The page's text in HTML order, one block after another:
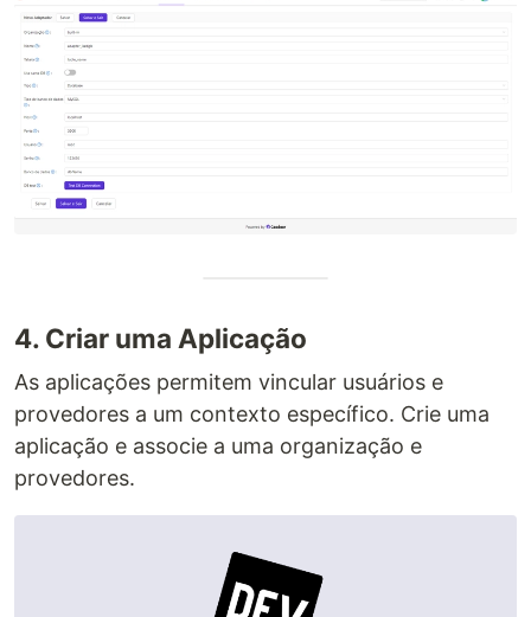
4. Criar uma Aplicação
As aplicações permitem vincular usuários e
provedores a um contexto específico. Crie uma
aplicação e associe a uma organização e
provedores.